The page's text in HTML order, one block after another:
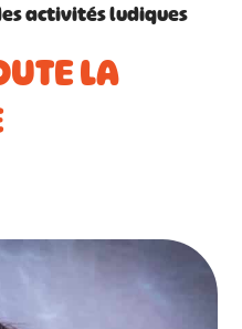
activités ludiques
LA